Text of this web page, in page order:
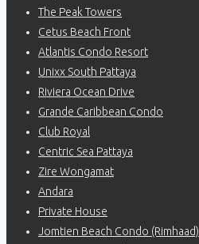
The Peak Towers
Cetus Beach Front
Atlantis Condo Resort
Unixx South Pattaya
Riviera Ocean Drive
Grande Caribbean Condo
Club Royal
Centric Sea Pattaya
Zire Wongamat
Andara
Private House
Jomtien Beach Condo (Rimhaad)